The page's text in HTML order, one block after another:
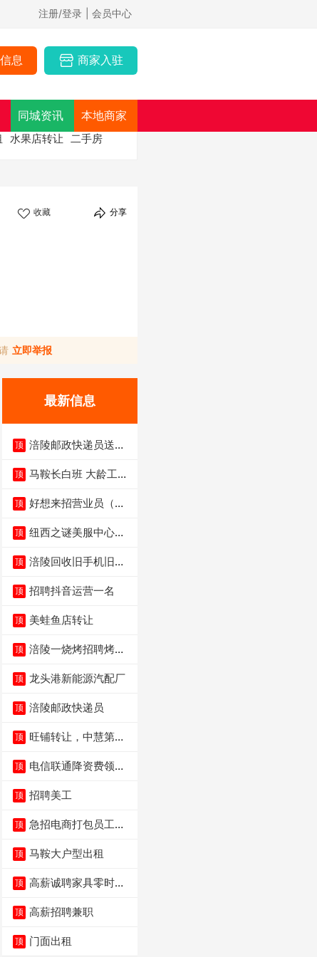
注册/登录 | 会员中心
息 商家入驻
同城资讯 本地商家
水果店转让 二手房
收藏 分享
立即举报
最新信息
顶 涪陵邮政快递员送货
顶 马鞍长白班 大龄工大
顶 好想来招营业员（不
顶 纽西之谜美服中心招
顶 涪陵回收旧手机旧电
顶 招聘抖音运营一名
顶 美蛙鱼店转让
顶 涪陵一烧烤招聘烤工
顶 龙头港新能源汽配厂
顶 涪陵邮政快递员
顶 旺铺转让，中慧第一
顶 电信联通降资费领价
顶 招聘美工
顶 急招电商打包员工作
顶 马鞍大户型出租
顶 高薪诚聘家具零时促
顶 高薪招聘兼职
顶 门面出租